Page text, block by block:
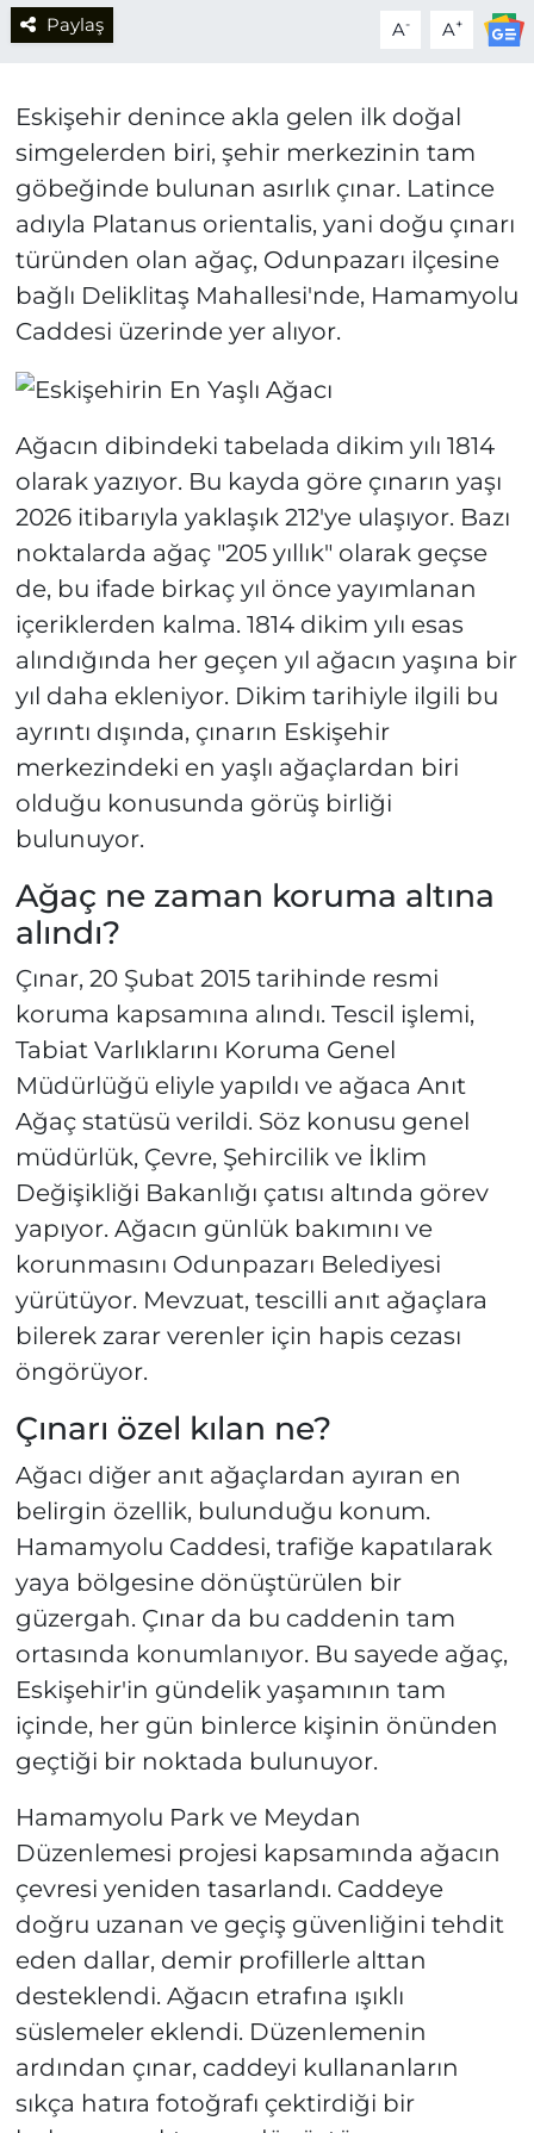
Paylaş A- A+
Eskişehir denince akla gelen ilk doğal
simgelerden biri, şehir merkezinin tam
göbeğinde bulunan asırlık çınar. Latince
adıyla Platanus orientalis, yani doğu çınarı
türünden olan ağaç, Odunpazarı ilçesine
bağlı Deliklitaş Mahallesi'nde, Hamamyolu
Caddesi üzerinde yer alıyor.
Ağacın dibindeki tabelada dikim yılı 1814
olarak yazıyor. Bu kayda göre çınarın yaşı
2026 itibarıyla yaklaşık 212'ye ulaşıyor. Bazı
noktalarda ağaç "205 yıllık" olarak geçse
de, bu ifade birkaç yıl önce yayımlanan
içeriklerden kalma. 1814 dikim yılı esas
alındığında her geçen yıl ağacın yaşına bir
yıl daha ekleniyor. Dikim tarihiyle ilgili bu
ayrıntı dışında, çınarın Eskişehir
merkezindeki en yaşlı ağaçlardan biri
olduğu konusunda görüş birliği
bulunuyor.
Ağaç ne zaman koruma altına
alındı?
Çınar, 20 Şubat 2015 tarihinde resmi
koruma kapsamına alındı. Tescil işlemi,
Tabiat Varlıklarını Koruma Genel
Müdürlüğü eliyle yapıldı ve ağaca Anıt
Ağaç statüsü verildi. Söz konusu genel
müdürlük, Çevre, Şehircilik ve İklim
Değişikliği Bakanlığı çatısı altında görev
yapıyor. Ağacın günlük bakımını ve
korunmasını Odunpazarı Belediyesi
yürütüyor. Mevzuat, tescilli anıt ağaçlara
bilerek zarar verenler için hapis cezası
öngörüyor.
Çınarı özel kılan ne?
Ağacı diğer anıt ağaçlardan ayıran en
belirgin özellik, bulunduğu konum.
Hamamyolu Caddesi, trafiğe kapatılarak
yaya bölgesine dönüştürülen bir
güzergah. Çınar da bu caddenin tam
ortasında konumlanıyor. Bu sayede ağaç,
Eskişehir'in gündelik yaşamının tam
içinde, her gün binlerce kişinin önünden
geçtiği bir noktada bulunuyor.
Hamamyolu Park ve Meydan
Düzenlemesi projesi kapsamında ağacın
çevresi yeniden tasarlandı. Caddeye
doğru uzanan ve geçiş güvenliğini tehdit
eden dallar, demir profillerle alttan
desteklendi. Ağacın etrafına ışıklı
süslemeler eklendi. Düzenlemenin
ardından çınar, caddeyi kullananların
sıkça hatıra fotoğrafı çektirdiği bir